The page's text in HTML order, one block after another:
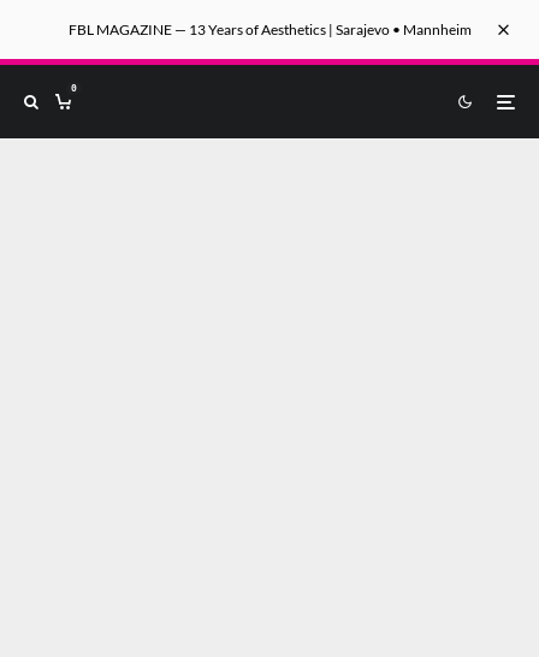
FBL MAGAZINE — 13 Years of Aesthetics | Sarajevo • Mannheim
0